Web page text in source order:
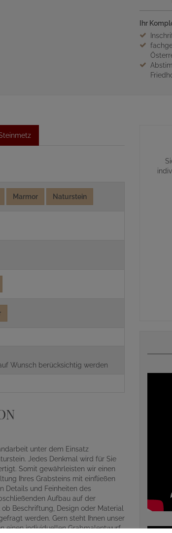
Ihr
Marmor Naturstein
Wunsch berücksichtig werden
unter dem Einsatz
Jedes Denkmal wird für Sie
Somit gewährleisten wir einen
Ihres Grabsteins mit einfließen
Details und Feinheiten des
Aufbau auf der
Beschriftung, Design oder Material
werden. Gern steht Ihnen unser
einen individuellen Grabmalentwurf.